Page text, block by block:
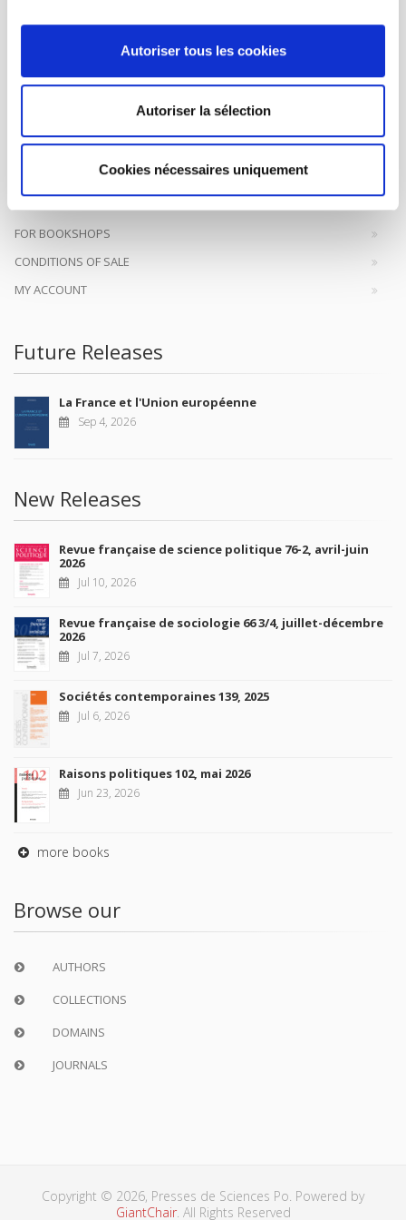
Autoriser tous les cookies
Autoriser la sélection
Cookies nécessaires uniquement
SCIENCES PO UNIVERSITY PRESS has a threefold role: to publish
help public and political debate.continue
FOR BOOKSHOPS
CONDITIONS OF SALE
MY ACCOUNT
Future Releases
La France et l'Union européenne
Sep 4, 2026
New Releases
Revue française de science politique 76-2, avril-juin
2026
Jul 10, 2026
Revue française de sociologie 66 3/4, juillet-décembre
2026
Jul 7, 2026
Sociétés contemporaines 139, 2025
Jul 6, 2026
Raisons politiques 102, mai 2026
Jun 23, 2026
more books
Browse our
AUTHORS
COLLECTIONS
DOMAINS
JOURNALS
Copyright © 2026, Presses de Sciences Po. Powered by
GiantChair. All Rights Reserved